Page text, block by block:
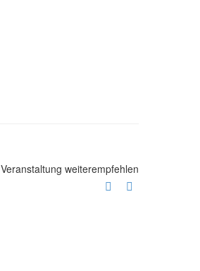
Veranstaltung weiterempfehlen